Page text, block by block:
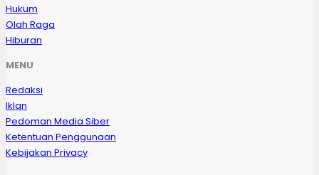
Hukum
Olah Raga
Hiburan
MENU
Redaksi
Iklan
Pedoman Media Siber
Ketentuan Penggunaan
Kebijakan Privacy